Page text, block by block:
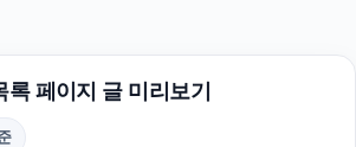
페이지 글 미리보기